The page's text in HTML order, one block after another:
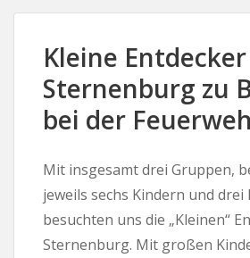
Kleine
Sternenburg zu
bei der
Mit insgesamt drei Gruppen,
jeweils sechs Kindern und
besuchten uns die „Kleinen“
Sternenburg. Mit großen